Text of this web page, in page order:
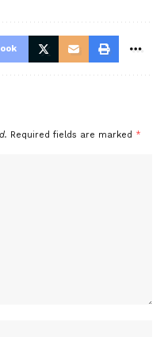
Required fields are marked *